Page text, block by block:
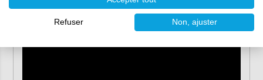
froisse pas.
Refuser Non, ajuster